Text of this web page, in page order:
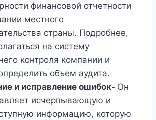
финансовой отчетности
местного
страны. Подробнее,
на систему
контроля компании и
объем аудита.
и исправление ошибок- Он
исчерпывающую и
информацию, которую